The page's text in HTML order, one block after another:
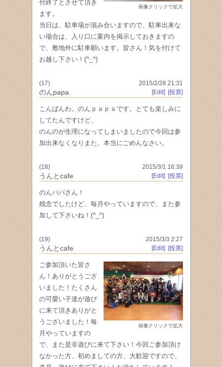
画像クリックで拡大
付終了とさせて頂き
ます。
当日は、駐車場が混み合いますので、駐車出来な
い場合は、入り口に案内を掲示しておきますの
で、敷地外に駐車願います。皆さん！気を付けて
お越し下さい！(^_^)
(17)
のんpapa
2015/2/28 21:31
[Edit]
[投票]
こんばんわ。のんｐａｐａです。とても楽しみに
してたんですけど、
のんのが生理になってしまいましたので今回は参
加出来なくなりまた。本当にごめんなさい。
(18)
うんとcafe
2015/3/1 16:39
[Edit]
[投票]
のんパパさん！
残念でしたけど、毎月やっていますので、また参
加して下さいね！(^_^)
(19)
うんとcafe
2015/3/3 2:27
[Edit]
[投票]
画像クリックで拡大
ご参加頂いた皆さ
ん！ありがとうござ
いました！たくさん
の可愛い子達が遊び
に来て頂きありがと
うございました！毎
月やっていますの
で、また是非遊びに来て下さい！今回ご参加頂け
なかった方、初めましての方、大歓迎ですので、